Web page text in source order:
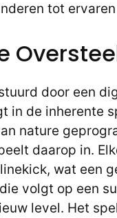
tot
door een
in de inherente
nature
daarop in.
wat een
volgt op een
level. Het